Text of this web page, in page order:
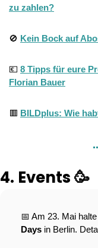
zu zahlen?
🚫 Kein Bock auf
💶 8 Tipps für eure
Florian Bauer
🟥 BILDplus: Wie
4. Events 🥳
📅 Am 23. Mai
Days in Berlin.